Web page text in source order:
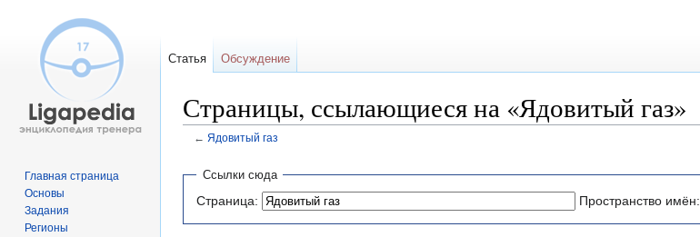
Страницы, ссылающиеся на «Ядовитый газ»
← Ядовитый газ
Перейти
навигации
Перейти
поиску
Ссылки сюда
Страница: Пространство имён:
Статья Обсуждение
Главная страница
Основы
Задания
Регионы